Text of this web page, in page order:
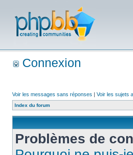
Connexion
Voir les messages sans réponses | Voir les sujets
Index du forum
Problèmes de